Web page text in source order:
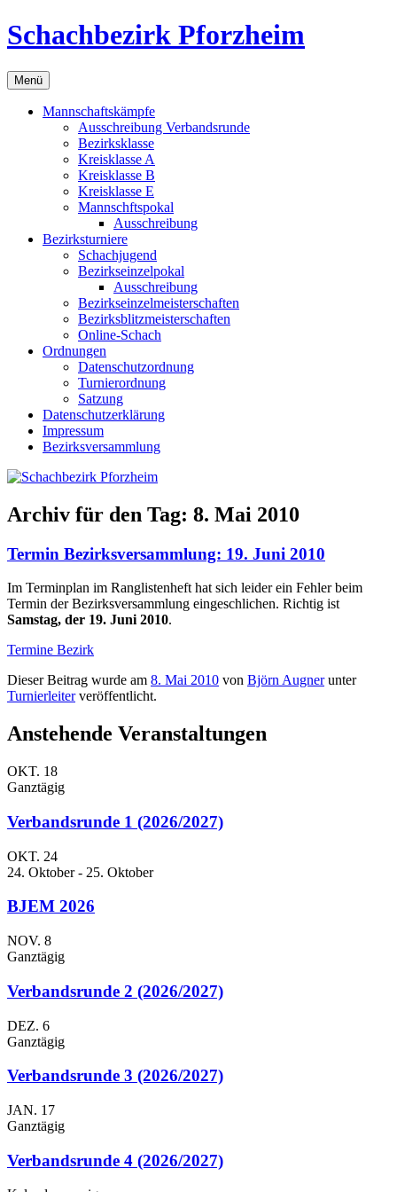
Zum
Inhalt
Schachbezirk Pforzheim
Menü
Mannschaftskämpfe
Ausschreibung Verbandsrunde
Bezirksklasse
Kreisklasse A
Kreisklasse B
Kreisklasse E
Mannschftspokal
Ausschreibung
Bezirksturniere
Schachjugend
Bezirkseinzelpokal
Ausschreibung
Bezirkseinzelmeisterschaften
Bezirksblitzmeisterschaften
Online-Schach
Ordnungen
Datenschutzordnung
Turnierordnung
Satzung
Datenschutzerklärung
Impressum
Bezirksversammlung
Archiv für den Tag: 8. Mai 2010
Termin Bezirksversammlung: 19. Juni 2010
Im Terminplan im Ranglistenheft hat sich leider ein Fehler beim
Termin der Bezirksversammlung eingeschlichen. Richtig ist
Samstag, der 19. Juni 2010.
Termine Bezirk
Dieser Beitrag wurde am 8. Mai 2010 von Björn Augnerunter
Turnierleiterveröffentlicht.
Anstehende Veranstaltungen
OKT. 18
Ganztägig
Verbandsrunde 1 (2026/2027)
OKT. 24
24. Oktober- 25. Oktober
BJEM 2026
NOV. 8
Ganztägig
Verbandsrunde 2 (2026/2027)
DEZ. 6
Ganztägig
Verbandsrunde 3 (2026/2027)
JAN. 17
Ganztägig
Verbandsrunde 4 (2026/2027)